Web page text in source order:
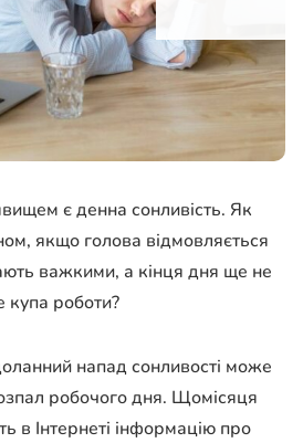
є денна сонливість. Як
якщо голова відмовляється
важкими, а кінця дня ще не
купа роботи?
напад сонливості може
робочого дня. Щомісяця
в Інтернеті інформацію про